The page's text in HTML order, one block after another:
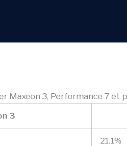
Maxeon 3, Performance 7 et
3
21.1%